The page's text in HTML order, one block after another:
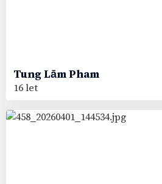
Tung LāmPham
16 let